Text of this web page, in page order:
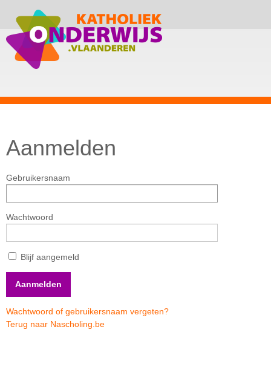
Aanmelden
Gebruikersnaam
Wachtwoord
Blijf aangemeld
Wachtwoord of gebruikersnaam vergeten?
Terug naar Nascholing.be